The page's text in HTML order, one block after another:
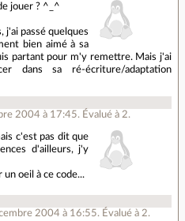
jouer ? ^_^
j'ai passé quelques
bien aimé à sa
partant pour m'y remettre. Mais j'ai
dans sa ré-écriture/adaptation
2004 à 17:45. Évalué à 2.
c'est pas dit que
d'ailleurs, j'y
oeil à ce code...
2004 à 16:55. Évalué à 2.